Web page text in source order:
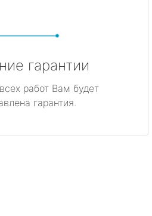
гарантии
работ Вам будет
гарантия.